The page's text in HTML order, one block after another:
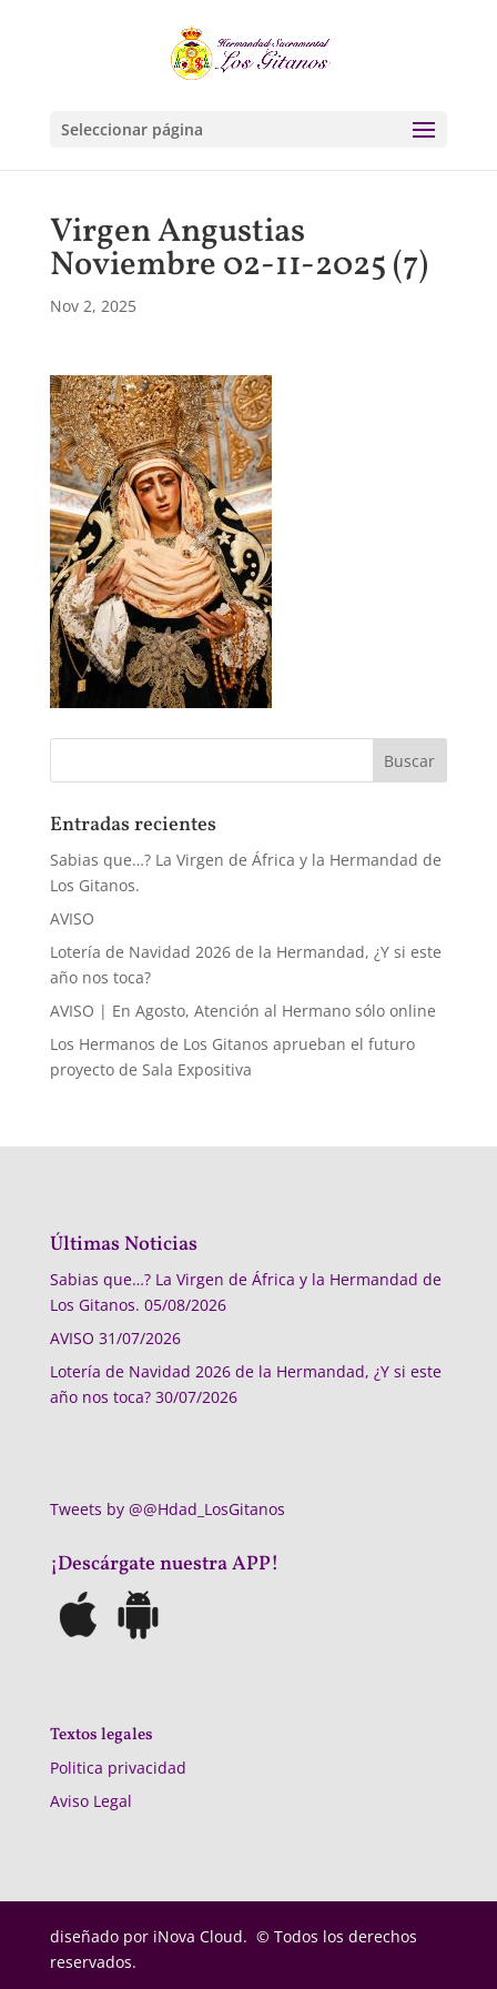
Seleccionar página
Virgen Angustias
Noviembre 02-11-2025 (7)
Nov 2, 2025
Entradas recientes
Sabias que…? La Virgen de África y la Hermandad de
Los Gitanos.
AVISO
Lotería de Navidad 2026 de la Hermandad, ¿Y si este
año nos toca?
AVISO | En Agosto, Atención al Hermano sólo online
Los Hermanos de Los Gitanos aprueban el futuro
proyecto de Sala Expositiva
Últimas Noticias
Sabias que…? La Virgen de África y la Hermandad de
Los Gitanos. 05/08/2026
AVISO 31/07/2026
Lotería de Navidad 2026 de la Hermandad, ¿Y si este
año nos toca? 30/07/2026
Tweets by @@Hdad_LosGitanos
¡Descárgate nuestra APP!
Textos legales
Politica privacidad
Aviso Legal
diseñado por iNova Cloud. © Todos los derechos
reservados.